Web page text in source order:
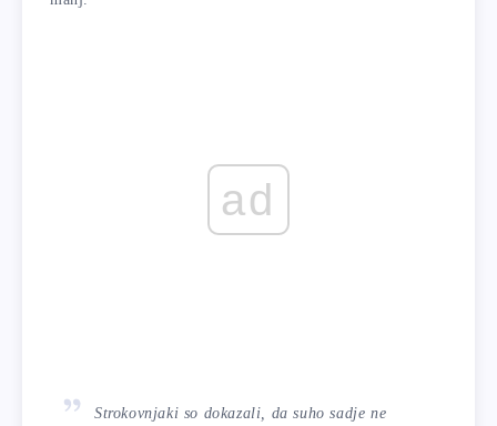
ad
Strokovnjaki so dokazali, da suho sadje ne